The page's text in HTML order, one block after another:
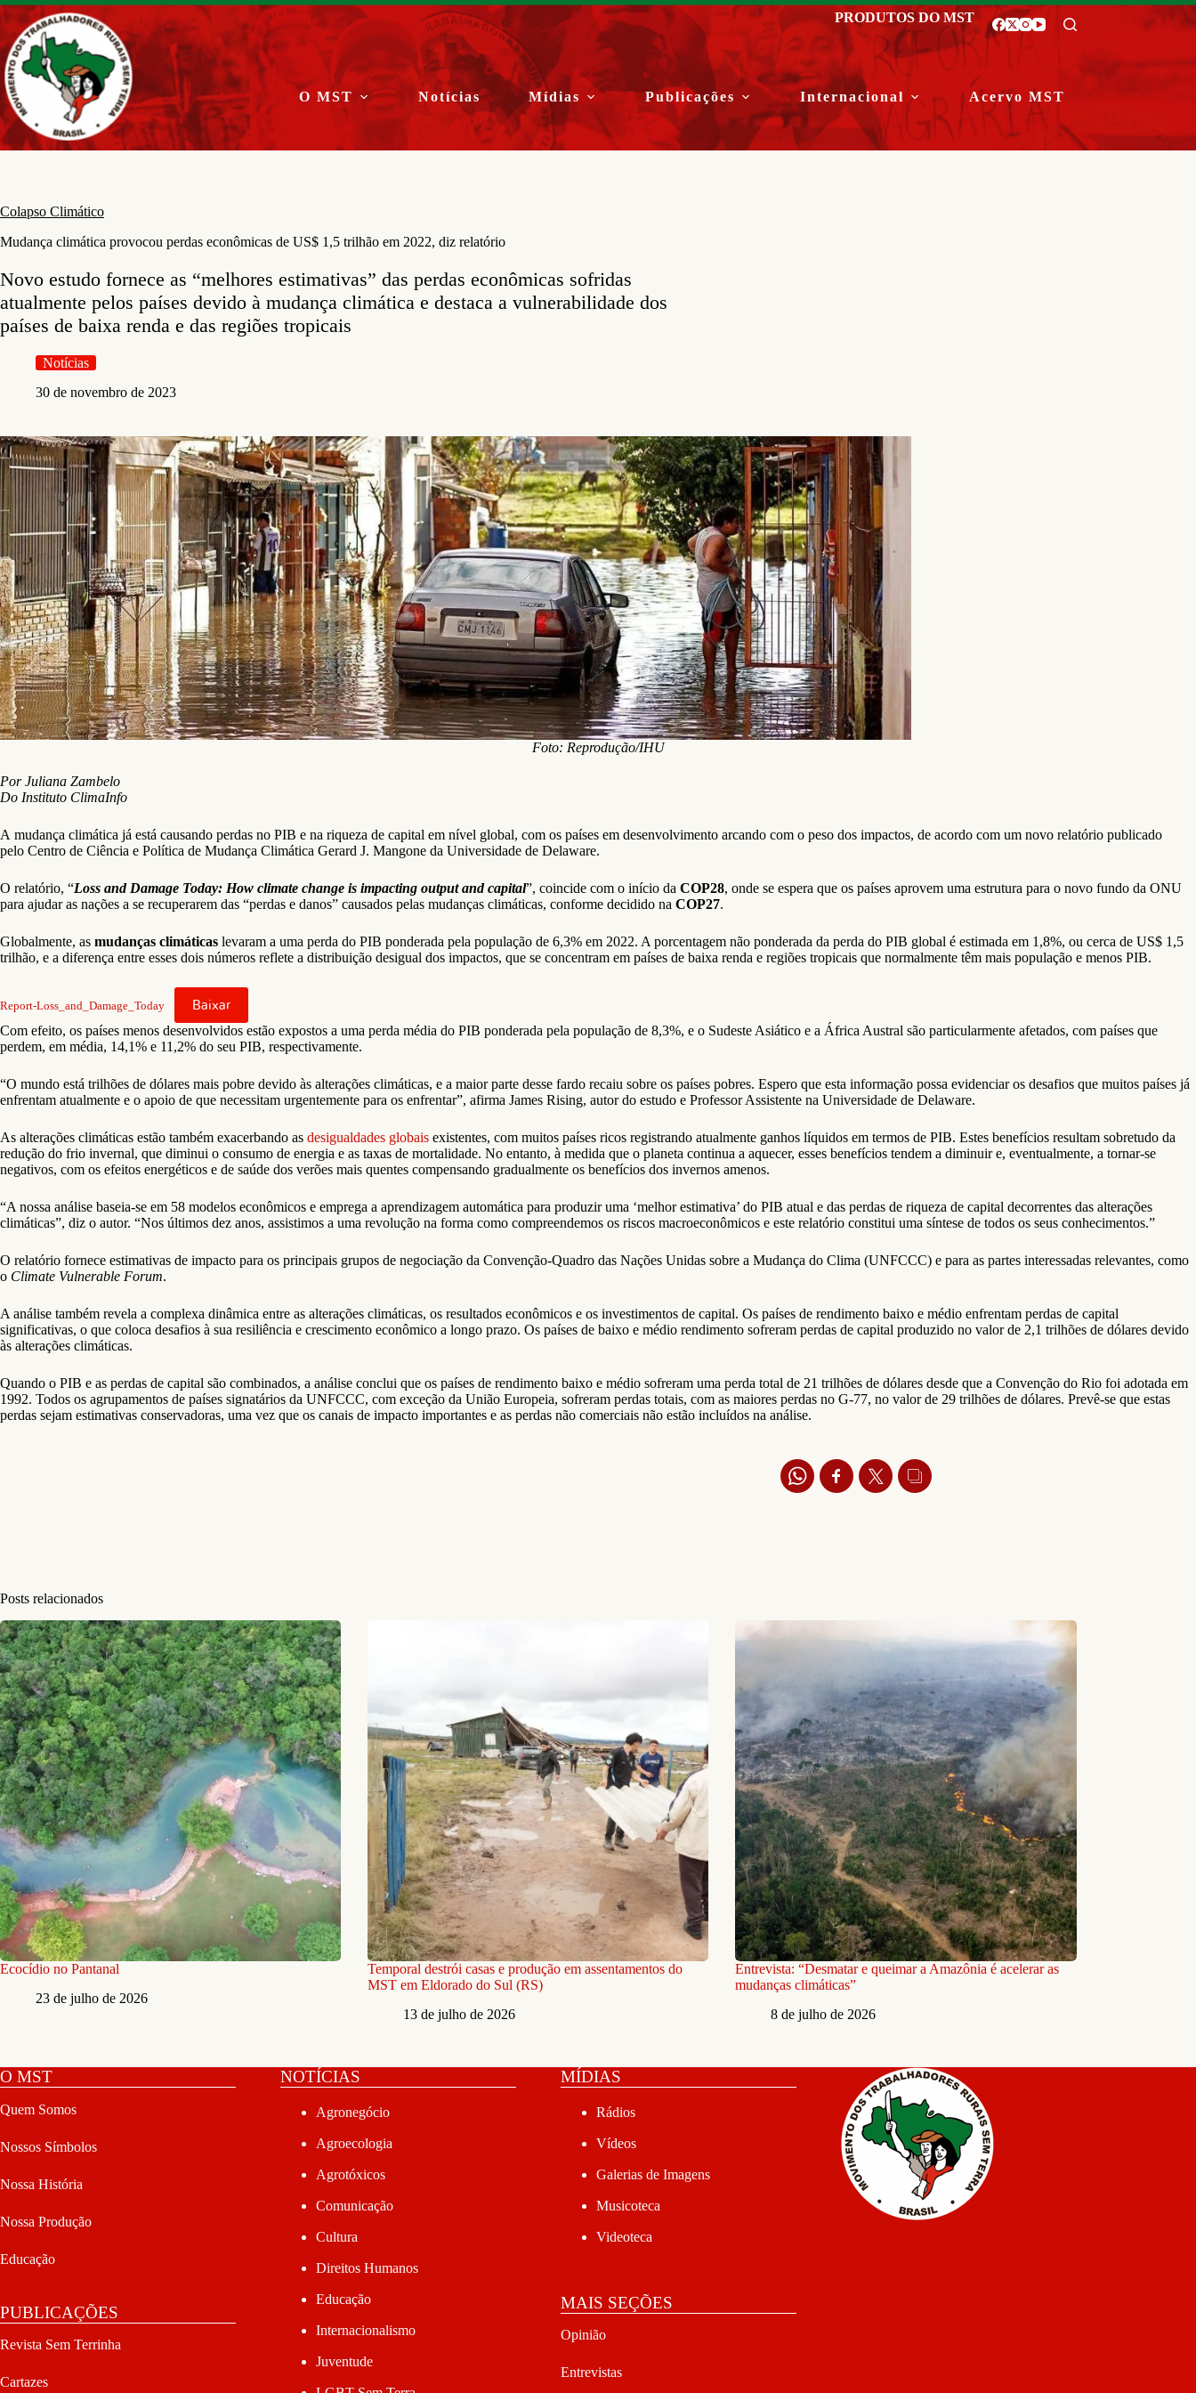
Pular
para
o
conteúdo
PRODUTOS DO MST
O MST Notícias Mídias Publicações Internacional Acervo MST
Colapso Climático
Mudança climática provocou perdas econômicas de US$ 1,5 trilhão em 2022, diz relatório
Novo estudo fornece as “melhores estimativas” das perdas econômicas sofridas
atualmente pelos países devido à mudança climática e destaca a vulnerabilidade dos
países de baixa renda e das regiões tropicais
Notícias
30 de novembro de 2023
Foto: Reprodução/IHU
Por Juliana Zambelo
Do Instituto ClimaInfo
A mudança climática já está causando perdas no PIB e na riqueza de capital em nível global, com os países em desenvolvimento arcando com o peso dos impactos, de acordo com um novo relatório publicado
pelo Centro de Ciência e Política de Mudança Climática Gerard J. Mangone da Universidade de Delaware.
O relatório, “Loss and Damage Today: How climate change is impacting output and capital”, coincide com o início da COP28, onde se espera que os países aprovem uma estrutura para o novo fundo da ONU
para ajudar as nações a se recuperarem das “perdas e danos” causados pelas mudanças climáticas, conforme decidido na COP27.
Globalmente, as mudanças climáticas levaram a uma perda do PIB ponderada pela população de 6,3% em 2022. A porcentagem não ponderada da perda do PIB global é estimada em 1,8%, ou cerca de US$ 1,5
trilhão, e a diferença entre esses dois números reflete a distribuição desigual dos impactos, que se concentram em países de baixa renda e regiões tropicais que normalmente têm mais população e menos PIB.
Report-Loss_and_Damage_Today Baixar
Com efeito, os países menos desenvolvidos estão expostos a uma perda média do PIB ponderada pela população de 8,3%, e o Sudeste Asiático e a África Austral são particularmente afetados, com países que
perdem, em média, 14,1% e 11,2% do seu PIB, respectivamente.
“O mundo está trilhões de dólares mais pobre devido às alterações climáticas, e a maior parte desse fardo recaiu sobre os países pobres. Espero que esta informação possa evidenciar os desafios que muitos países já
enfrentam atualmente e o apoio de que necessitam urgentemente para os enfrentar”, afirma James Rising, autor do estudo e Professor Assistente na Universidade de Delaware.
As alterações climáticas estão também exacerbando as desigualdades globais existentes, com muitos países ricos registrando atualmente ganhos líquidos em termos de PIB. Estes benefícios resultam sobretudo da
redução do frio invernal, que diminui o consumo de energia e as taxas de mortalidade. No entanto, à medida que o planeta continua a aquecer, esses benefícios tendem a diminuir e, eventualmente, a tornar-se
negativos, com os efeitos energéticos e de saúde dos verões mais quentes compensando gradualmente os benefícios dos invernos amenos.
“A nossa análise baseia-se em 58 modelos econômicos e emprega a aprendizagem automática para produzir uma ‘melhor estimativa’ do PIB atual e das perdas de riqueza de capital decorrentes das alterações
climáticas”, diz o autor. “Nos últimos dez anos, assistimos a uma revolução na forma como compreendemos os riscos macroeconômicos e este relatório constitui uma síntese de todos os seus conhecimentos.”
O relatório fornece estimativas de impacto para os principais grupos de negociação da Convenção-Quadro das Nações Unidas sobre a Mudança do Clima (UNFCCC) e para as partes interessadas relevantes, como
o Climate Vulnerable Forum.
A análise também revela a complexa dinâmica entre as alterações climáticas, os resultados econômicos e os investimentos de capital. Os países de rendimento baixo e médio enfrentam perdas de capital
significativas, o que coloca desafios à sua resiliência e crescimento econômico a longo prazo. Os países de baixo e médio rendimento sofreram perdas de capital produzido no valor de 2,1 trilhões de dólares devido
às alterações climáticas.
Quando o PIB e as perdas de capital são combinados, a análise conclui que os países de rendimento baixo e médio sofreram uma perda total de 21 trilhões de dólares desde que a Convenção do Rio foi adotada em
1992. Todos os agrupamentos de países signatários da UNFCCC, com exceção da União Europeia, sofreram perdas totais, com as maiores perdas no G-77, no valor de 29 trilhões de dólares. Prevê-se que estas
perdas sejam estimativas conservadoras, uma vez que os canais de impacto importantes e as perdas não comerciais não estão incluídos na análise.
Posts relacionados
Ecocídio no Pantanal
23 de julho de 2026
Temporal destrói casas e produção em assentamentos do
MST em Eldorado do Sul (RS)
13 de julho de 2026
Entrevista: “Desmatar e queimar a Amazônia é acelerar as
mudanças climáticas”
8 de julho de 2026
O MST
Quem Somos
Nossos Símbolos
Nossa História
Nossa Produção
Educação
PUBLICAÇÕES
Revista Sem Terrinha
Cartazes
NOTÍCIAS
Agronegócio
Agroecologia
Agrotóxicos
Comunicação
Cultura
Direitos Humanos
Educação
Internacionalismo
Juventude
MÍDIAS
Rádios
Vídeos
Galerias de Imagens
Musicoteca
Videoteca
MAIS SEÇÕES
Opinião
Entrevistas